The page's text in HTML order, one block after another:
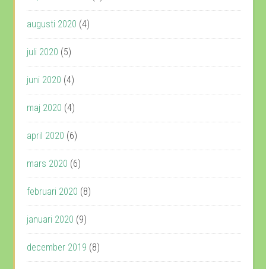
augusti 2020 (4)
juli 2020 (5)
juni 2020 (4)
maj 2020 (4)
april 2020 (6)
mars 2020 (6)
februari 2020 (8)
januari 2020 (9)
december 2019 (8)